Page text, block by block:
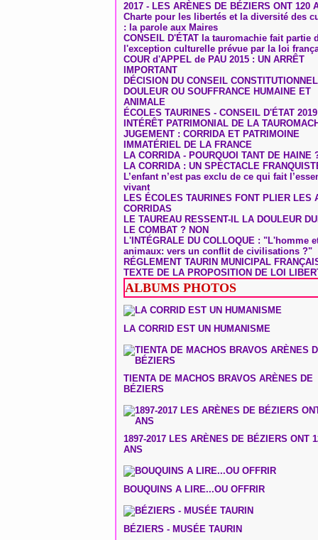
2017 - LES ARÈNES DE BÉZIERS ONT 120
Charte pour les libertés et la diversité des
: la parole aux Maires
CONSEIL D'ÉTAT la tauromachie fait partie
l'exception culturelle prévue par la loi
COUR d'APPEL de PAU 2015 : UN ARRÊT
IMPORTANT
DÉCISION DU CONSEIL CONSTITUTIONNEL
DOULEUR OU SOUFFRANCE HUMAINE ET
ANIMALE
ÉCOLES TAURINES - CONSEIL D'ÉTAT 2019
INTÉRÊT PATRIMONIAL DE LA
JUGEMENT : CORRIDA ET PATRIMOINE
IMMATÉRIEL DE LA FRANCE
LA CORRIDA - POURQUOI TANT DE HAINE
LA CORRIDA : UN SPECTACLE
L’enfant n’est pas exclu de ce qui fait
vivant
LES ÉCOLES TAURINES FONT PLIER LES
CORRIDAS
LE TAUREAU RESSENT-IL LA DOULEUR
LE COMBAT ? NON
L'INTÉGRALE DU COLLOQUE : "L'homme
animaux: vers un conflit de civilisations ?"
RÉGLEMENT TAURIN MUNICIPAL
TEXTE DE LA PROPOSITION DE LOI
ALBUMS PHOTOS
LA CORRID EST UN HUMANISME
TIENTA DE MACHOS BRAVOS ARÈNES DE
BÉZIERS
1897-2017 LES ARÈNES DE BÉZIERS ONT
ANS
BOUQUINS A LIRE...OU OFFRIR
BÉZIERS - MUSÉE TAURIN